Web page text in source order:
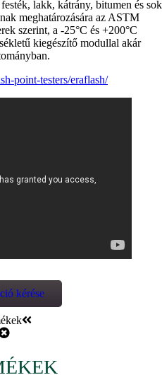
lakk, kátrány, bitumen és sok
meghatározására az ASTM
szerint, a -25°C és +200°C
kiegészítő modullal akár
point-testers/eraflash/
kérése